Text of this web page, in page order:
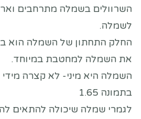
השרוולים בשמלה מתרחבים
לשמלה.
החלק התחתון של השמלה הוא
את השמלה למחטבת במיוחד.
השמלה היא מיני- לא קצרה מידי
בתמונה 1.65
לגמרי שמלה שיכולה להתאים